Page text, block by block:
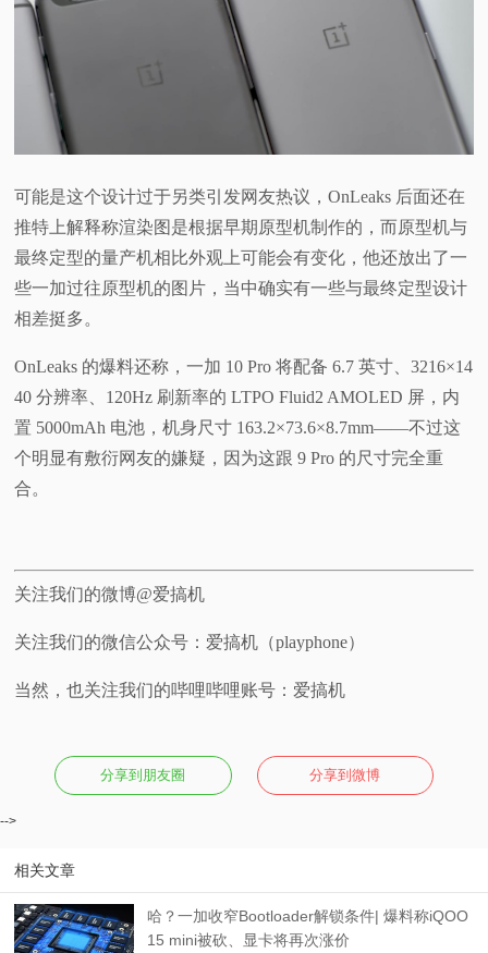
可能是这个设计过于另类引发网友热议，OnLeaks 后面还在
推特上解释称渲染图是根据早期原型机制作的，而原型机与
最终定型的量产机相比外观上可能会有变化，他还放出了一
些一加过往原型机的图片，当中确实有一些与最终定型设计
相差挺多。
OnLeaks 的爆料还称，一加 10 Pro 将配备 6.7 英寸、3216×14
40 分辨率、120Hz 刷新率的 LTPO Fluid2 AMOLED 屏，内
置 5000mAh 电池，机身尺寸 163.2×73.6×8.7mm——不过这
个明显有敷衍网友的嫌疑，因为这跟 9 Pro 的尺寸完全重
合。
关注我们的微博@爱搞机
关注我们的微信公众号：爱搞机（playphone）
当然，也关注我们的哔哩哔哩账号：爱搞机
分享到朋友圈 分享到微博
-->
相关文章
哈？一加收窄Bootloader解锁条件| 爆料称iQOO
15 mini被砍、显卡将再次涨价